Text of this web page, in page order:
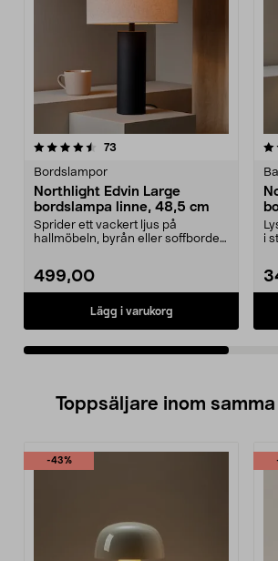
73
Bordslampor
Northlight Edvin Large
bordslampa linne, 48,5 cm
Sprider ett vackert ljus på
hallmöbeln, byrån eller soffbordet.
499,00
Lägg i varukorg
4.5av 5 stjärnor
i
Toppsäljare inom
-43%